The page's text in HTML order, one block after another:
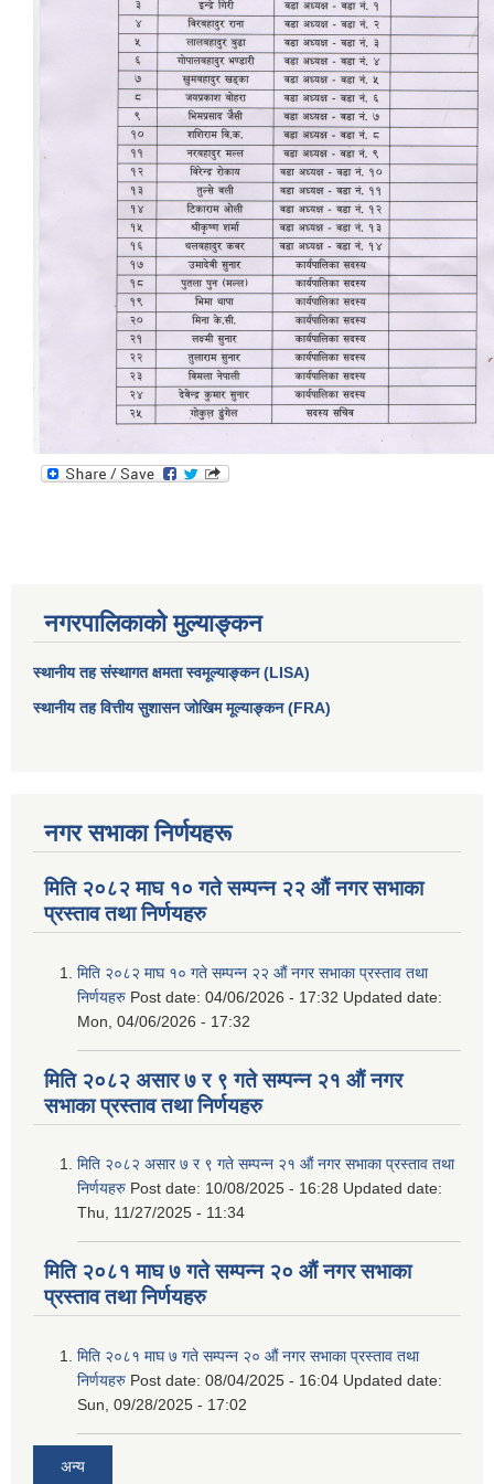
नगरपालिकाको मुल्याङ्कन
स्थानीय तह संस्थागत क्षमता स्वमूल्याङ्कन (LISA)
स्थानीय तह वित्तीय सुशासन जोखिम मूल्याङ्कन (FRA)
नगर सभाका निर्णयहरू
मिति २०८२ माघ १० गते सम्पन्न २२ औं नगर सभाका
प्रस्ताव तथा निर्णयहरु
मिति २०८२ माघ १० गते सम्पन्न २२ औं नगर सभाका प्रस्ताव तथा
निर्णयहरु Post date: 04/06/2026 - 17:32 Updated date:
Mon, 04/06/2026 - 17:32
मिति २०८२ असार ७ र ९ गते सम्पन्न २१ औं नगर
सभाका प्रस्ताव तथा निर्णयहरु
मिति २०८२ असार ७ र ९ गते सम्पन्न २१ औं नगर सभाका प्रस्ताव तथा
निर्णयहरु Post date: 10/08/2025 - 16:28 Updated date:
Thu, 11/27/2025 - 11:34
मिति २०८१ माघ ७ गते सम्पन्न २० औं नगर सभाका
प्रस्ताव तथा निर्णयहरु
मिति २०८१ माघ ७ गते सम्पन्न २० औं नगर सभाका प्रस्ताव तथा
निर्णयहरु Post date: 08/04/2025 - 16:04 Updated date:
Sun, 09/28/2025 - 17:02
अन्य